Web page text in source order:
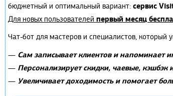
бюджетный и оптимальный вариант: сервис
Для новых пользователей первый месяц
Чат-бот для мастеров и специалистов, который
— Сам записывает клиентов и напоминает
— Персонализирует скидки, чаевые, кэшбэк
— Увеличивает доходимость и помогает